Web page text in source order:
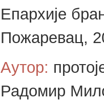
Епархије
Пожаревац,
Аутор:
Радомир